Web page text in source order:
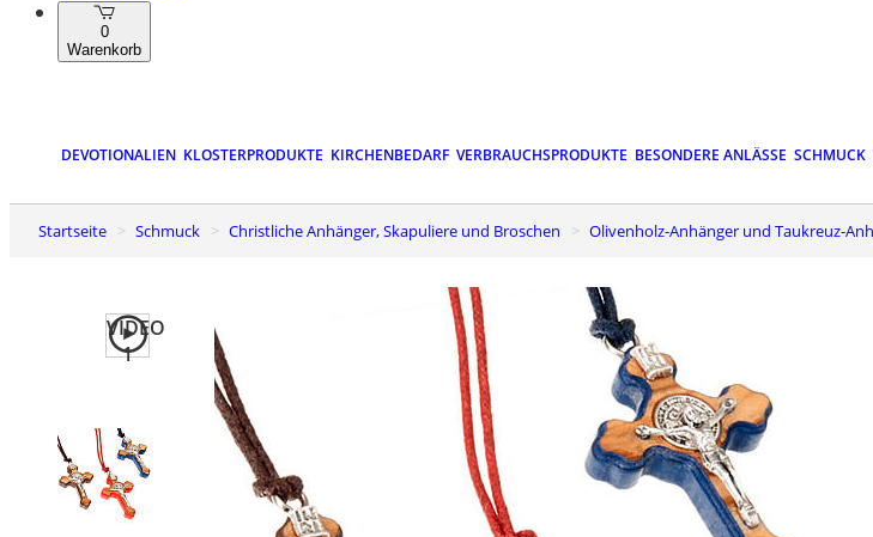
0
Warenkorb
DEVOTIONALIEN KLOSTERPRODUKTE KIRCHENBEDARF VERBRAUCHSPRODUKTE BESONDERE ANLÄSSE SCHMUCK
Startseite Schmuck Christliche Anhänger, Skapuliere und Broschen Olivenholz-Anhänger und Taukreuz-
VIDEO
1